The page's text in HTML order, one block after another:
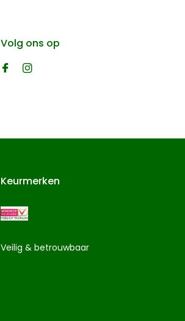
Volg ons op
Keurmerken
Veilig & betrouwbaar